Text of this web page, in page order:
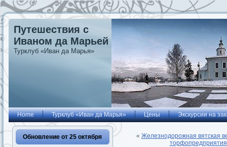
Путешествия с
Иваном да Марьей
Турклуб «Иван да Марья»
Home Турклуб «Иван да Марья» Цены Экскурсии на
Обновление от 25 октября « Железнодорожная вятская